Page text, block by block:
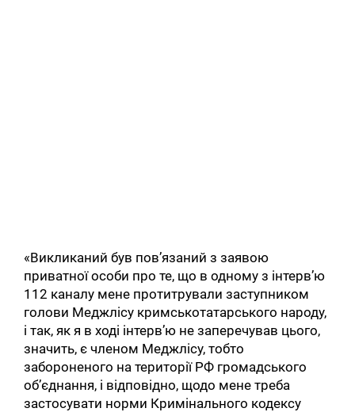
«Викликаний був пов’язаний з заявою
приватної особи про те, що в одному з інтерв’ю
112 каналу мене протитрували заступником
голови Меджлісу кримськотатарського народу,
і так, як я в ході інтерв’ю не заперечував цього,
значить, є членом Меджлісу, тобто
забороненого на території РФ громадського
об’єднання, і відповідно, щодо мене треба
застосувати норми Кримінального кодексу